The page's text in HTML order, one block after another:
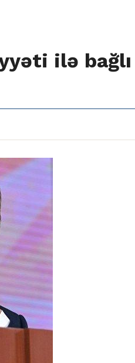
ilə bağlı